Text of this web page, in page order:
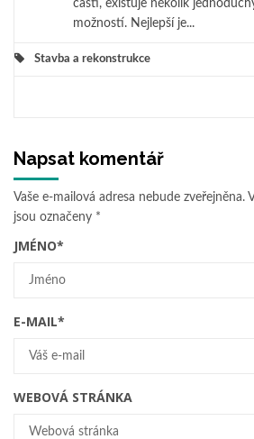
části, existuje několik
možností. Nejlepší je...
Stavba a rekonstrukce
Napsat komentář
Vaše e-mailová adresa nebude zveřejněna.
jsou označeny *
JMÉNO*
E-MAIL*
WEBOVÁ STRÁNKA